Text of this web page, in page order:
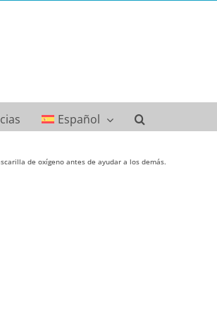
Español
de oxígeno antes de ayudar a los demás.